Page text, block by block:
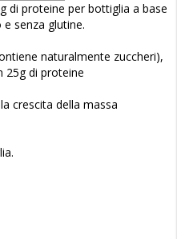
di proteine per bottiglia a base
senza glutine.
naturalmente zuccheri),
25g di proteine
crescita della massa